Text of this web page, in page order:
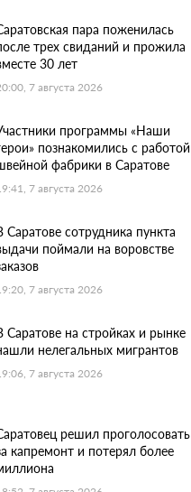
пара поженилась
трех свиданий и прожила
30 лет
7 августа 2026
программы «Наши
познакомились с работой
фабрики в Саратове
7 августа 2026
Саратове сотрудника пункта
поймали на воровстве
7 августа 2026
Саратове на стройках и рынке
нелегальных мигрантов
7 августа 2026
решил проголосовать
капремонт и потерял более